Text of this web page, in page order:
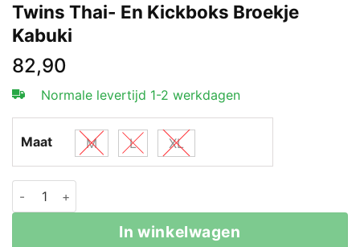
Twins Thai- En Kickboks Broekje
Kabuki
82,90
Normale levertijd 1-2 werkdagen
Maat M L XL
Twins Thai- En Kickboks Broekje Kabuki aantal
In winkelwagen